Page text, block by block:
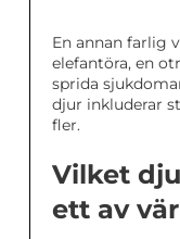
En annan farlig
elefantöra, en
sprida
djur inkluderar
fler.
Vilket
ett av